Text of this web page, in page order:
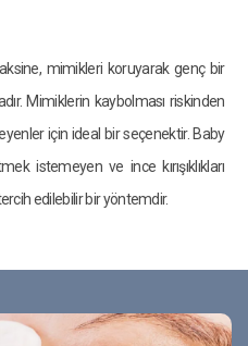
mimikleri koruyarak genç bir
Mimiklerin kaybolması riskinden
için ideal bir seçenektir. Baby
istemeyen ve ince kırışıklıkları
edilebilir bir yöntemdir.